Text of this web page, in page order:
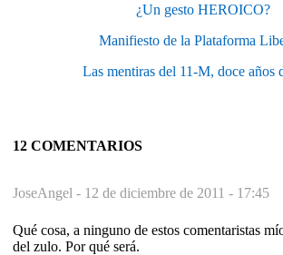
¿Un gesto HEROICO?
Manifiesto de la Plataforma
Las mentiras del 11-M, doce años
12 COMENTARIOS
JoseAngel - 12 de diciembre de 2011 - 17:45
Qué cosa, a ninguno de estos comentaristas
del zulo. Por qué será.